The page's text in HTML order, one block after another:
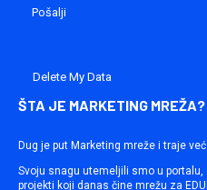
Delete My Data
ŠTA JE MARKETING MREŽA?
Dug je put Marketing mreže i traje
Svoju snagu utemeljili smo u
projekti koji danas čine mrežu za